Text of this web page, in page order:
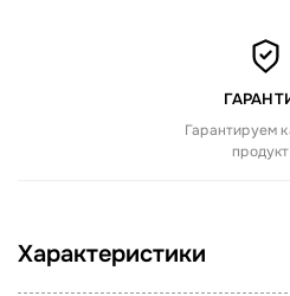
Гарантируем
Характеристики